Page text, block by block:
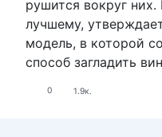
рушится вокруг
лучшему,
модель, в которой
способ загладить
0 1.9к.